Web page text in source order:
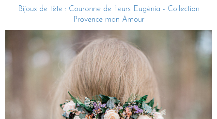
Bijoux de tête : Couronne de fleurs Eugénia - Collection
Provence mon Amour